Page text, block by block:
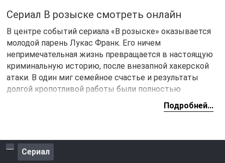
Сериал В розыске смотреть онлайн
В центре событий сериала «В розыске» оказывается
молодой парень Лукас Франк. Его ничем
непримечательная жизнь превращается в настоящую
криминальную историю, после внезапной хакерской
атаки. В один миг семейное счастье и результаты
долгой кропотливой работы были полностью
Подробней...
Сериал